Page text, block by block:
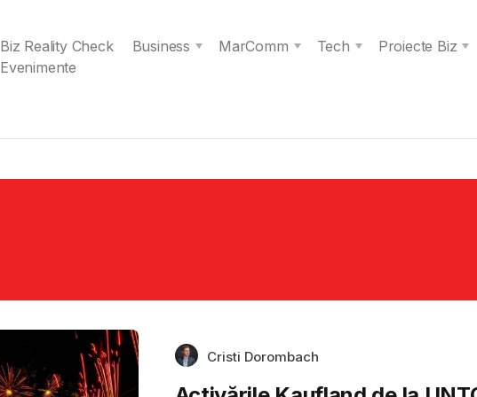
Biz Reality Check Business MarComm Tech
Proiecte Biz
Evenimente
Cristi Dorombach